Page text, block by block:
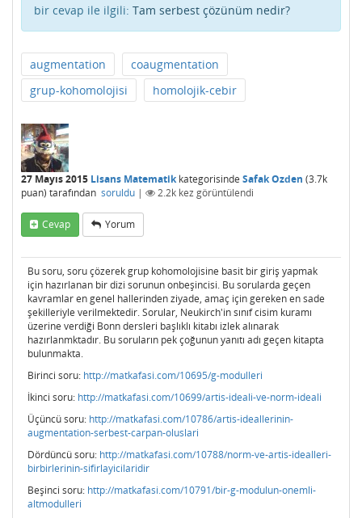
bir cevap ile ilgili: Tam serbest çözünüm nedir?
augmentation
coaugmentation
grup-kohomolojisi
homolojik-cebir
27 Mayıs 2015 Lisans Matematikkategorisinde Safak Ozden (3.7k
puan) tarafından soruldu | 2.2k kez görüntülendi
Cevap Yorum
Bu soru, soru çözerek grup kohomolojisine basit bir giriş yapmak
için hazırlanan bir dizi sorunun onbeşincisi. Bu sorularda geçen
kavramlar en genel hallerinden ziyade, amaç için gereken en sade
şekilleriyle verilmektedir. Sorular, Neukirch'in sınıf cisim kuramı
üzerine verdiği Bonn dersleri başlıklı kitabı izlek alınarak
hazırlanmktadır. Bu soruların pek çoğunun yanıtı adı geçen kitapta
bulunmakta.
Birinci soru: http://matkafasi.com/10695/g-modulleri
İkinci soru: http://matkafasi.com/10699/artis-ideali-ve-norm-ideali
Üçüncü soru: http://matkafasi.com/10786/artis-ideallerinin-
augmentation-serbest-carpan-oluslari
Dördüncü soru: http://matkafasi.com/10788/norm-ve-artis-idealleri-
birbirlerinin-sifirlayicilaridir
Beşinci soru: http://matkafasi.com/10791/bir-g-modulun-onemli-
altmodulleri